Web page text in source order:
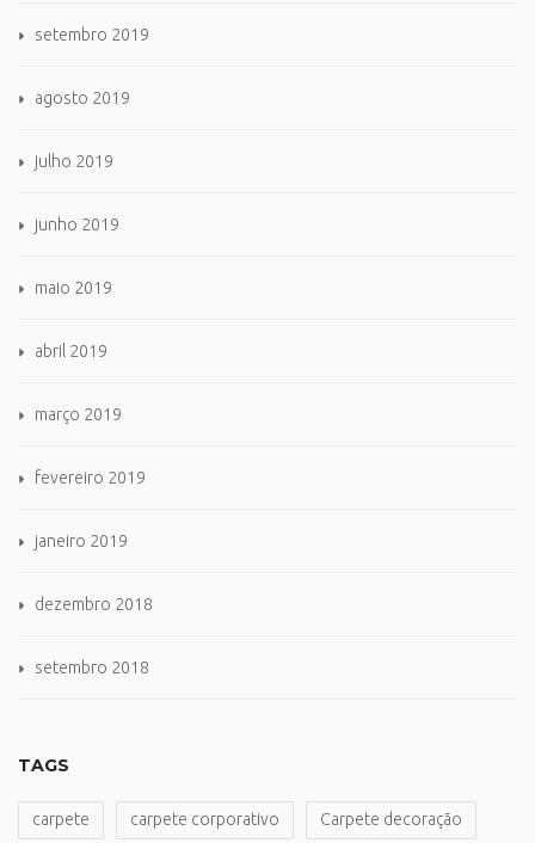
setembro 2019
agosto 2019
julho 2019
junho 2019
maio 2019
abril 2019
março 2019
fevereiro 2019
janeiro 2019
dezembro 2018
setembro 2018
TAGS
carpete carpete corporativo Carpete decoração